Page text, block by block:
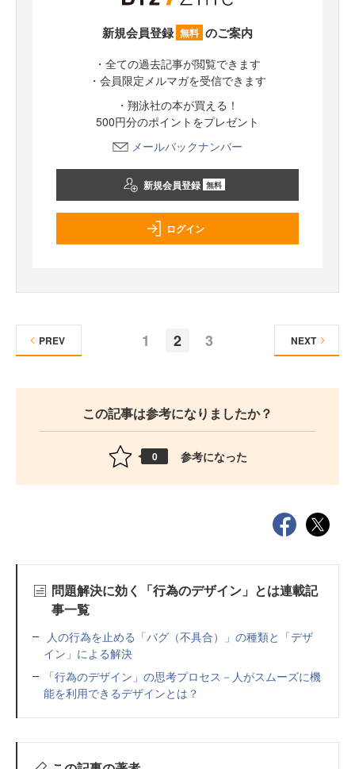
新規会員登録 無料 のご案内
・全ての過去記事が閲覧できます
・会員限定メルマガを受信できます
・翔泳社の本が買える！
500円分のポイントをプレゼント
メールバックナンバー
新規会員登録 無料
ログイン
1 2 3
PREV NEXT
この記事は参考になりましたか？
0 参考になった
問題解決に効く「行為のデザイン」とは連載記
事一覧
人の行為を止める「バグ（不具合）」の種類と「デザ
イン」による解決
「行為のデザイン」の思考プロセス－人がスムーズに機
能を利用できるデザインとは？